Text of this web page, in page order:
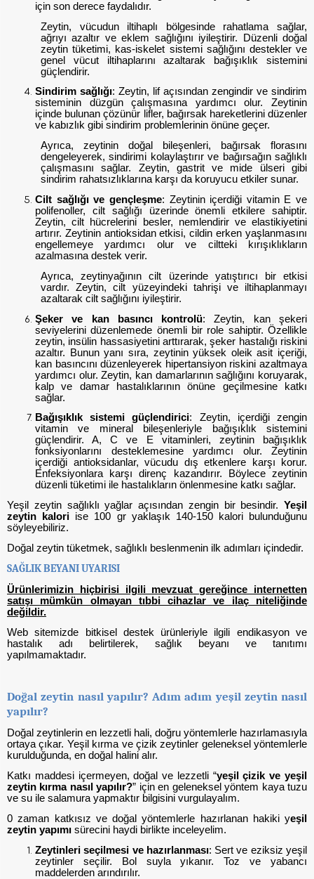
için son derece faydalıdır.
Zeytin, vücudun iltihaplı bölgesinde rahatlama sağlar,
ağrıyı azaltır ve eklem sağlığını iyileştirir. Düzenli doğal
zeytin tüketimi, kas-iskelet sistemi sağlığını destekler ve
genel vücut iltihaplarını azaltarak bağışıklık sistemini
güçlendirir.
Sindirim sağlığı: Zeytin, lif açısından zengindir ve sindirim
sisteminin düzgün çalışmasına yardımcı olur. Zeytinin
içinde bulunan çözünür lifler, bağırsak hareketlerini düzenler
ve kabızlık gibi sindirim problemlerinin önüne geçer.
Ayrıca, zeytinin doğal bileşenleri, bağırsak florasını
dengeleyerek, sindirimi kolaylaştırır ve bağırsağın sağlıklı
çalışmasını sağlar. Zeytin, gastrit ve mide ülseri gibi
sindirim rahatsızlıklarına karşı da koruyucu etkiler sunar.
Cilt sağlığı ve gençleşme: Zeytinin içerdiği vitamin E ve
polifenoller, cilt sağlığı üzerinde önemli etkilere sahiptir.
Zeytin, cilt hücrelerini besler, nemlendirir ve elastikiyetini
artırır. Zeytinin antioksidan etkisi, cildin erken yaşlanmasını
engellemeye yardımcı olur ve ciltteki kırışıklıkların
azalmasına destek verir.
Ayrıca, zeytinyağının cilt üzerinde yatıştırıcı bir etkisi
vardır. Zeytin, cilt yüzeyindeki tahrişi ve iltihaplanmayı
azaltarak cilt sağlığını iyileştirir.
Şeker ve kan basıncı kontrolü: Zeytin, kan şekeri
seviyelerini düzenlemede önemli bir role sahiptir. Özellikle
zeytin, insülin hassasiyetini arttırarak, şeker hastalığı riskini
azaltır. Bunun yanı sıra, zeytinin yüksek oleik asit içeriği,
kan basıncını düzenleyerek hipertansiyon riskini azaltmaya
yardımcı olur. Zeytin, kan damarlarının sağlığını koruyarak,
kalp ve damar hastalıklarının önüne geçilmesine katkı
sağlar.
Bağışıklık sistemi güçlendirici: Zeytin, içerdiği zengin
vitamin ve mineral bileşenleriyle bağışıklık sistemini
güçlendirir. A, C ve E vitaminleri, zeytinin bağışıklık
fonksiyonlarını desteklemesine yardımcı olur. Zeytinin
içerdiği antioksidanlar, vücudu dış etkenlere karşı korur.
Enfeksiyonlara karşı direnç kazandırır. Böylece zeytinin
düzenli tüketimi ile hastalıkların önlenmesine katkı sağlar.
Yeşil zeytin sağlıklı yağlar açısından zengin bir besindir. Yeşil
zeytin kalori ise 100 gr yaklaşık 140-150 kalori bulunduğunu
söyleyebiliriz.
Doğal zeytin tüketmek, sağlıklı beslenmenin ilk adımları içindedir.
SAĞLIK BEYANI UYARISI
Ürünlerimizin hiçbirisi ilgili mevzuat gereğince internetten
satışı mümkün olmayan tıbbi cihazlar ve ilaç niteliğinde
değildir.
Web sitemizde bitkisel destek ürünleriyle ilgili endikasyon ve
hastalık adı belirtilerek, sağlık beyanı ve tanıtımı
yapılmamaktadır.
Doğal zeytin nasıl yapılır? Adım adım yeşil zeytin nasıl
yapılır?
Doğal zeytinlerin en lezzetli hali, doğru yöntemlerle hazırlamasıyla
ortaya çıkar. Yeşil kırma ve çizik zeytinler geleneksel yöntemlerle
kurulduğunda, en doğal halini alır.
Katkı maddesi içermeyen, doğal ve lezzetli “yeşil çizik ve yeşil
zeytin kırma nasıl yapılır?” için en geleneksel yöntem kaya tuzu
ve su ile salamura yapmaktır bilgisini vurgulayalım.
0 zaman katkısız ve doğal yöntemlerle hazırlanan hakiki yeşil
zeytin yapımı sürecini haydi birlikte inceleyelim.
Zeytinleri seçilmesi ve hazırlanması: Sert ve eziksiz yeşil
zeytinler seçilir. Bol suyla yıkanır. Toz ve yabancı
maddelerden arındırılır.